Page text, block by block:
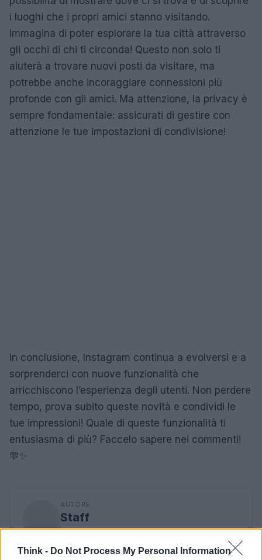
Think - Do Not Process My Personal Information
i luoghi che i propri amici stanno visitando.
Immagina di poter esplorare la tua città attraverso
gli occhi di chi ti circonda! Questo non solo ti
aiuterà a trovare nuovi posti da visitare, ma
potrebbe anche incoraggiare connessioni più
profonde con gli amici. Ma attenzione, la privacy è
sempre fondamentale: assicurati di gestire con
attenzione le tue impostazioni di condivisione!
In conclusione, Instagram continua a evolversi e a
sorprenderci con nuove funzionalità che
arricchiscono l’esperienza degli utenti. Non perdere
tempo, prova subito queste novità e condividi le
tue impressioni! Quale di queste funzionalità ti
entusiasma di più? Faccelo sapere nei commenti!
💬✨
AUTORE
Staff